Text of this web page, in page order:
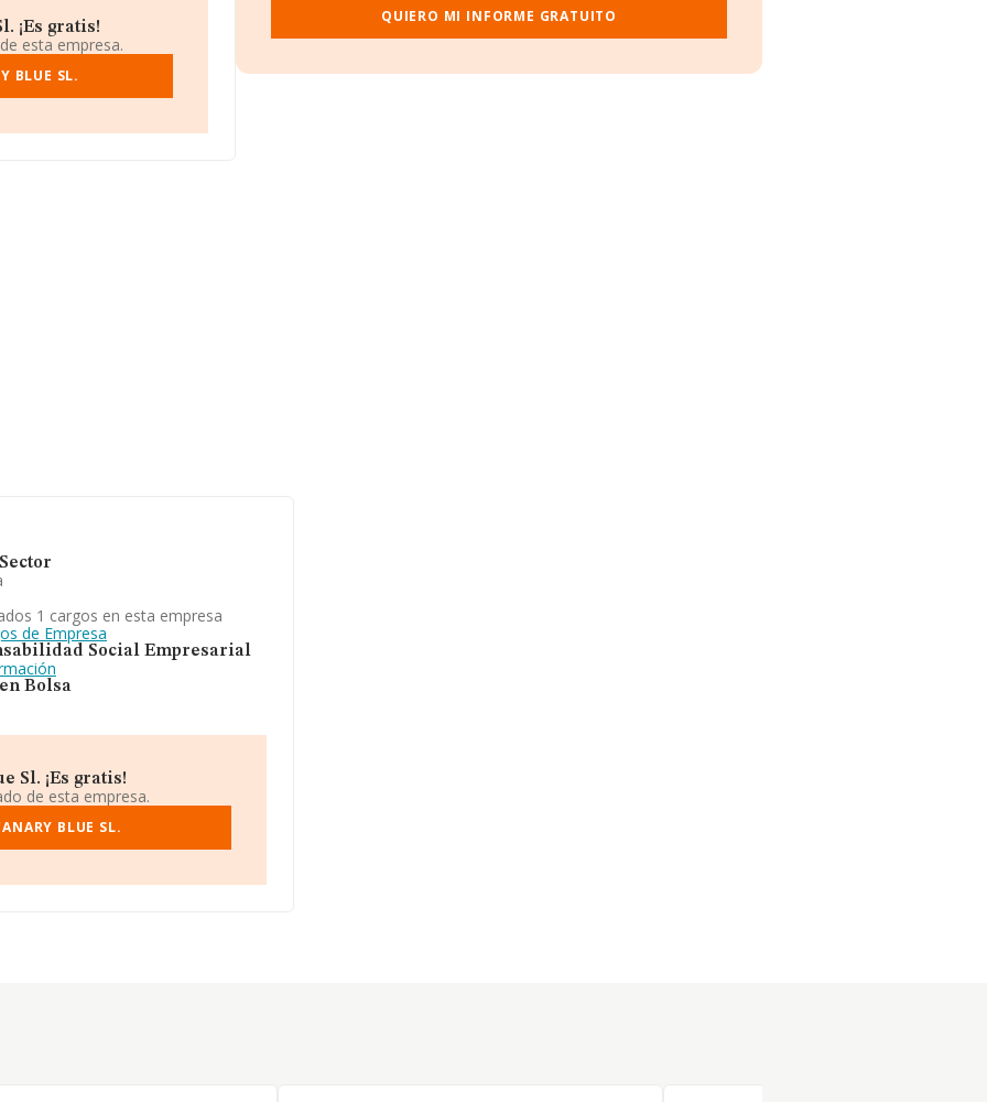
en Calle Santa
Islas Canarias.
promedio de la
¡Es gratis!
esta empresa.
BLUE SL.
QUIERO MI INFORME GRATUITO
1 cargos en esta empresa
de Empresa
Social Empresarial
Bolsa
Sl. ¡Es gratis!
de esta empresa.
BLUE SL.